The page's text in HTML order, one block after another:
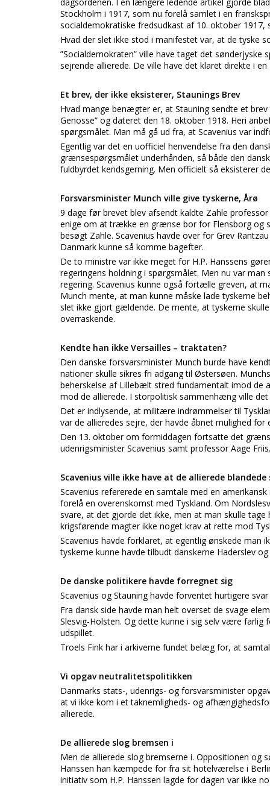
Stockholm i 1917, som nu forelå samlet i en
socialdemokratiske fredsudkast af 10. oktober
Hvad der slet ikke stod i manifestet var, at de tyske
”Socialdemokraten” ville have taget det
sejrende allierede. De ville have det klaret direkte i
Et brev, der ikke eksisterer, Staunings Brev
Hvad mange benægter er, at Stauning sendte et
Genosse” og dateret den 18. oktober 1918. Heri
spørgsmålet. Man må gå ud fra, at Scavenius var
Egentlig var det en uofficiel henvendelse fra den
grænsespørgsmålet underhånden, så både den
fuldbyrdet kendsgerning. Men officielt så eksisterer
Forsvarsminister Munch ville give tyskerne, Årø
9 dage før brevet blev afsendt kaldte Zahle
enige om at trække en grænse bor for Flensborg og
besøgt Zahle. Scavenius havde over for Grev
Danmark kunne så komme bagefter.
De to ministre var ikke meget for H.P. Hanssens
regeringens holdning i spørgsmålet. Men nu var
regering. Scavenius kunne også fortælle greven, at
Munch mente, at man kunne måske lade tyskerne
slet ikke gjort gældende. De mente, at tyskerne
overraskende.
Kendte han ikke Versailles – traktaten?
Den danske forsvarsminister Munch burde have
nationer skulle sikres fri adgang til Østersøen.
beherskelse af Lillebælt stred fundamentalt imod de
mod de allierede. I storpolitisk sammenhæng ville
Det er indlysende, at militære indrømmelser til
var de allieredes sejre, der havde åbnet mulighed
Den 13. oktober om formiddagen fortsatte det
udenrigsminister Scavenius samt professor Aage Friis.
Scavenius ville ikke have at de allierede blandede
Scavenius refererede en samtale med en
forelå en overenskomst med Tyskland. Om
svare, at det gjorde det ikke, men at man skulle
krigsførende magter ikke noget krav at rette mod
Scavenius havde forklaret, at egentlig ønskede man
tyskerne kunne havde tilbudt danskerne Haderslev
De danske politikere havde forregnet sig
Scavenius og Stauning havde forventet hurtigere
Fra dansk side havde man helt overset de svage
Slesvig-Holsten. Og dette kunne i sig selv være
udspillet.
Troels Fink har i arkiverne fundet belæg for, at
Vi opgav neutralitetspolitikken
Danmarks stats-, udenrigs- og forsvarsminister
at vi ikke kom i et taknemligheds- og
allierede.
De allierede slog bremsen i
Men de allierede slog bremserne i. Oppositionen og
Hanssen han kæmpede for fra sit hotelværelse i
initiativ som H.P. Hanssen lagde for dagen var ikke